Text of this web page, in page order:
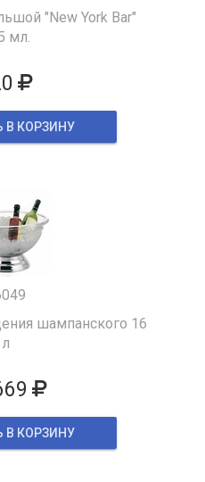
"New York Bar"
мл.
В КОРЗИНУ
шампанского 16
л
В КОРЗИНУ